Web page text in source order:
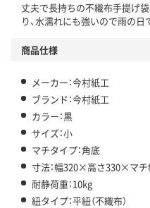
丈夫で長持ちの不織布手提げ
り、水濡れにも強いので雨の日
商品仕様
メーカー：今村紙工
ブランド：今村紙工
カラー：黒
サイズ：小
マチタイプ：角底
寸法：幅320×高さ330×マ
耐静荷重：10kg
紐タイプ：平紐（不織布）